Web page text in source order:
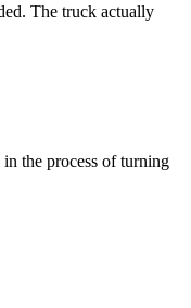
The truck actually
the process of turning